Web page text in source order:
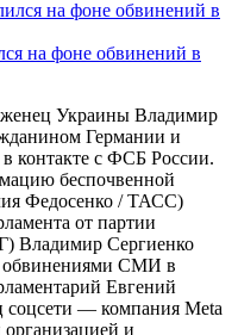
на фоне обвинений в
Украины Владимир
Германии и
контакте с ФСБ России.
беспочвенной
Федосенко / ТАСС)
от партии
Владимир Сергиенко
обвинениями СМИ в
Евгений
соцсети — компания Metа
организацией и